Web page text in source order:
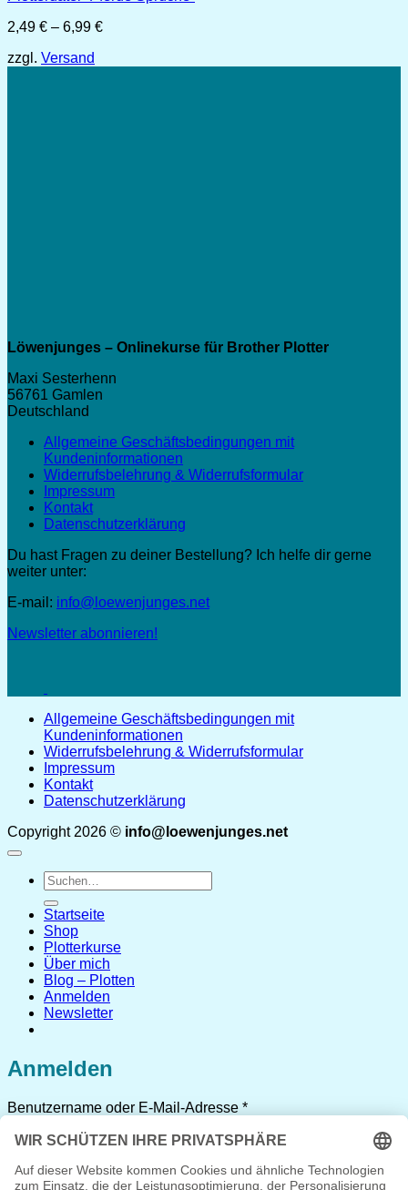
2,49 € – 6,99 €Preisspanne:
zzgl. Versand
Löwenjunges – Onlinekurse für Brother Plotter
Maxi Sesterhenn
56761 Gamlen
Deutschland
Allgemeine Geschäftsbedingungen mit
Kundeninformationen
Widerrufsbelehrung & Widerrufsformular
Impressum
Kontakt
Datenschutzerklärung
Du hast Fragen zu deiner Bestellung? Ich helfe dir gerne
weiter unter:
E-mail: info@loewenjunges.net
Newsletter abonnieren!
Allgemeine Geschäftsbedingungen mit
Kundeninformationen
Widerrufsbelehrung & Widerrufsformular
Impressum
Kontakt
Datenschutzerklärung
Copyright 2026 © info@loewenjunges.net
Suchen
nach:
Startseite
Shop
Plotterkurse
Über mich
Blog – Plotten
Anmelden
Newsletter
Anmelden
Benutzername oder E-Mail-Adresse *Erforderlich